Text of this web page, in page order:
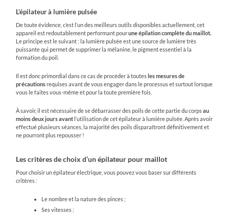
L’épilateur à lumière pulsée
De toute évidence, c’est l’un des meilleurs outils disponibles actuellement, cet
appareil est redoutablement performant pourune épilation complète du maillot.
Le principe est le suivant : la lumière pulsée est une source de lumière très
puissante qui permet de supprimer la mélanine, le pigment essentiel à la
formation du poil.
Il est donc primordial dans ce cas de procéder à toutesles mesures de
précautionsrequises avant de vous engager dans le processus et surtout lorsque
vous le faites vous-même et pour la toute première fois.
À savoir, il est nécessaire de se débarrasser des poils de cette partie du corpsau
moins deux jours avant l’utilisation de cet épilateur à lumière pulsée. Après avoir
effectué plusieurs séances, la majorité des poils disparaîtront définitivement et
ne pourront plus repousser !
Les critères de choix d’un épilateur pour maillot
Pour choisir un épilateur électrique, vous pouvez vous baser sur différents
critères :
Le nombre et la nature des pinces ;
Ses vitesses ;